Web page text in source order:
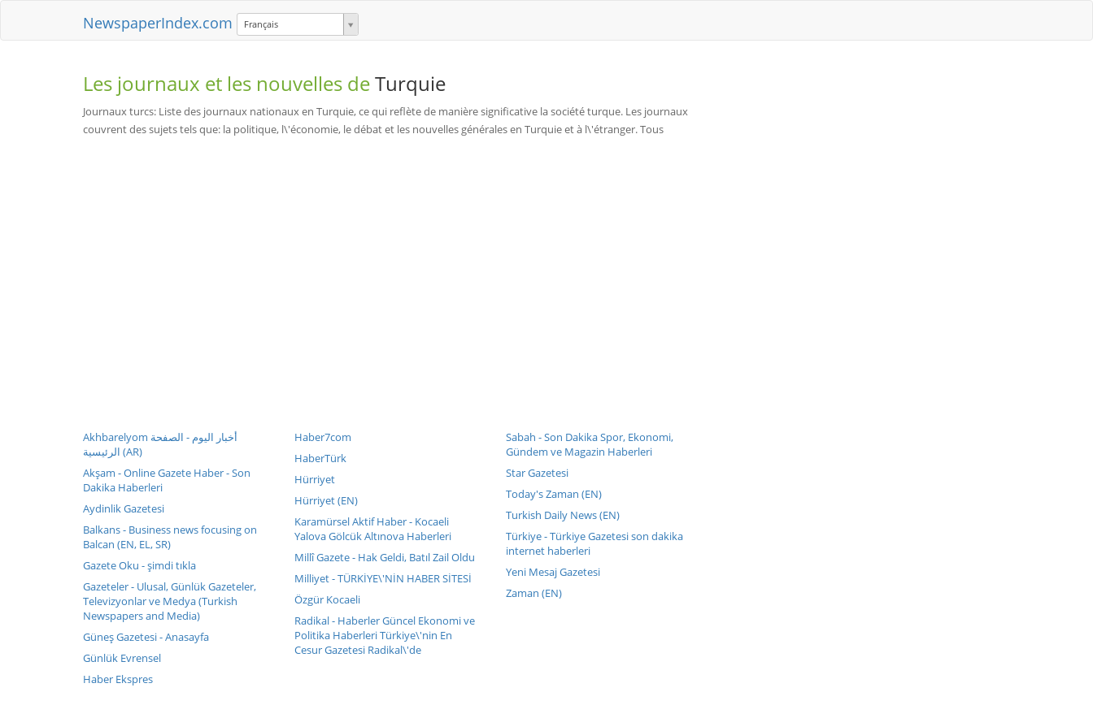
NewspaperIndex.com Français
Les journaux et les nouvelles deTurquie
Journaux turcs: Liste des journaux nationaux en Turquie, ce qui reflète de manière significative la société turque. Les journaux
couvrent des sujets tels que: la politique, l\'économie, le débat et les nouvelles générales en Turquie et à l\'étranger. Tous
Akhbarelyom أخبار اليوم - الصفحة
الرئيسية (AR)
Akşam - Online Gazete Haber - Son
Dakika Haberleri
Aydinlik Gazetesi
Balkans - Business news focusing on
Balcan (EN, EL, SR)
Gazete Oku - şimdi tıkla
Gazeteler - Ulusal, Günlük Gazeteler,
Televizyonlar ve Medya (Turkish
Newspapers and Media)
Güneş Gazetesi - Anasayfa
Günlük Evrensel
Haber Ekspres
Haber7com
HaberTürk
Hürriyet
Hürriyet (EN)
Karamürsel Aktif Haber - Kocaeli
Yalova Gölcük Altınova Haberleri
Millî Gazete - Hak Geldi, Batıl Zail Oldu
Milliyet - TÜRKİYE\'NİN HABER SİTESİ
Özgür Kocaeli
Radikal - Haberler Güncel Ekonomi ve
Politika Haberleri Türkiye\'nin En
Cesur Gazetesi Radikal\'de
Sabah - Son Dakika Spor, Ekonomi,
Gündem ve Magazin Haberleri
Star Gazetesi
Today's Zaman (EN)
Turkish Daily News (EN)
Türkiye - Türkiye Gazetesi son dakika
internet haberleri
Yeni Mesaj Gazetesi
Zaman (EN)